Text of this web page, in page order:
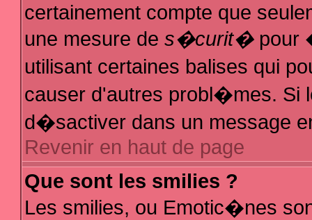
certainement compte que
une mesure de s�curit�pour
utilisant certaines balises qui
causer d'autres probl�mes. Si
d�sactiver dans un message
Revenir en haut de page
Que sont les smilies ?
Les smilies, ou Emotic�nes